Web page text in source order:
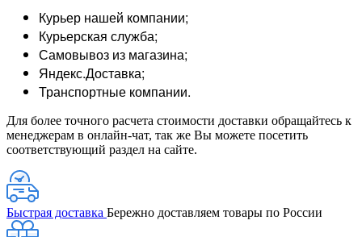
Курьер нашей компании;
Курьерская служба;
Самовывоз из магазина;
Яндекс.Доставка;
Транспортные компании.
Для более точного расчета стоимости доставки обращайтесь к
менеджерам в онлайн-чат, так же Вы можете посетить
соответствующий раздел на сайте.
Быстрая доставка Бережно доставляем товары по России